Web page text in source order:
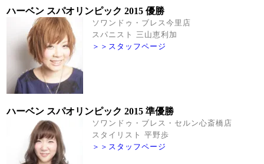
ハーベン スパオリンピック 2015 優勝
ソワンドゥ・ブレス今里店
スパニスト 三山恵利加
＞＞スタッフページ
ハーベン スパオリンピック 2015 準優勝
ソワンドゥ・ブレス・セルン心斎橋店
スタイリスト 平野歩
＞＞スタッフページ